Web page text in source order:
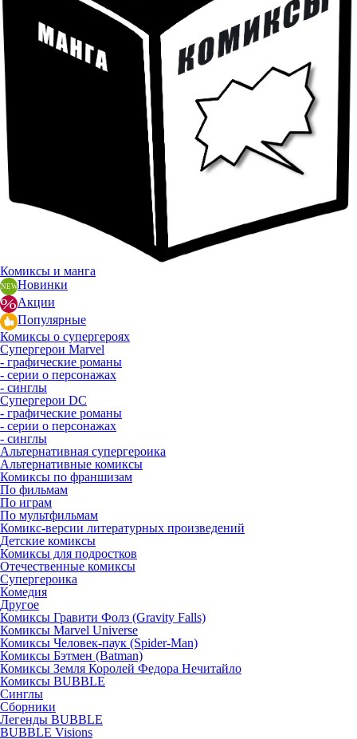
Комиксы и манга
Новинки
Акции
Популярные
Комиксы о супергероях
Супергерои Marvel
- графические романы
- серии о персонажах
- синглы
Супергерои DC
- графические романы
- серии о персонажах
- синглы
Альтернативная супергероика
Альтернативные комиксы
Комиксы по франшизам
По фильмам
По играм
По мультфильмам
Комикс-версии литературных произведений
Детские комиксы
Комиксы для подростков
Отечественные комиксы
Супергероика
Комедия
Другое
Комиксы Гравити Фолз (Gravity Falls)
Комиксы Marvel Universe
Комиксы Человек-паук (Spider-Man)
Комиксы Бэтмен (Batman)
Комиксы Земля Королей Федора Нечитайло
Комиксы BUBBLE
Синглы
Сборники
Легенды BUBBLE
BUBBLE Visions